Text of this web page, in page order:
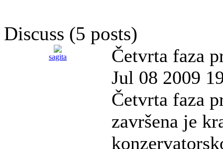
Discuss (5 posts)
sagita
Četvrta faza
Jul 08 2009
Četvrta faza
završena je